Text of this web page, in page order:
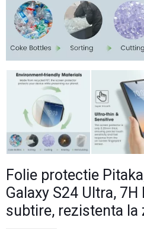
Folie protectie
Galaxy S24 Ultra,
subtire, rezistenta la